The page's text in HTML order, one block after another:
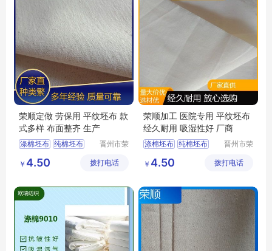
荣顺定做 劳保用 平纹坯布 款
式多样 布面整齐 生产
涤棉坯布 纯棉坯布
平纹坯布
晋州市荣
限公司
￥ 4.50 拨打电话
荣顺加工 医院专用 平纹坯布
经久耐用 吸湿性好 厂商
涤棉坯布 纯棉坯布
涤棉起绒布
平纹坯布
晋州市荣
限公司
￥ 4.50 拨打电话